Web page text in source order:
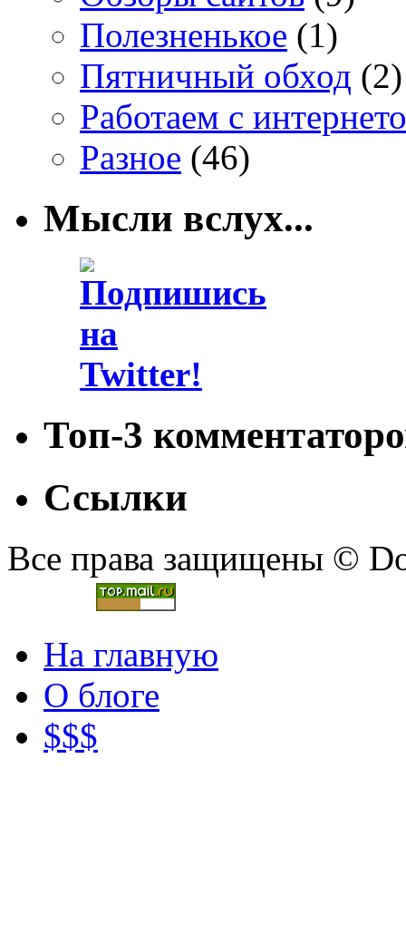
Полезненькое (1)
Пятничный обход (2)
Работаем с
Разное (46)
Мысли вслух...
Топ-3
Ссылки
Все права защищены ©
На главную
О блоге
$$$